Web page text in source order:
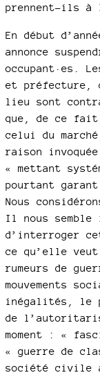
prennent-ils à
En début
annonce
occupant·es.
et préfecture,
lieu sont
que, de ce
celui du
raison
« mettant
pourtant
Nous
Il nous semble
d’interroger
ce qu’elle
rumeurs de
mouvements
inégalités, le
de
moment : «
« guerre de
société civile